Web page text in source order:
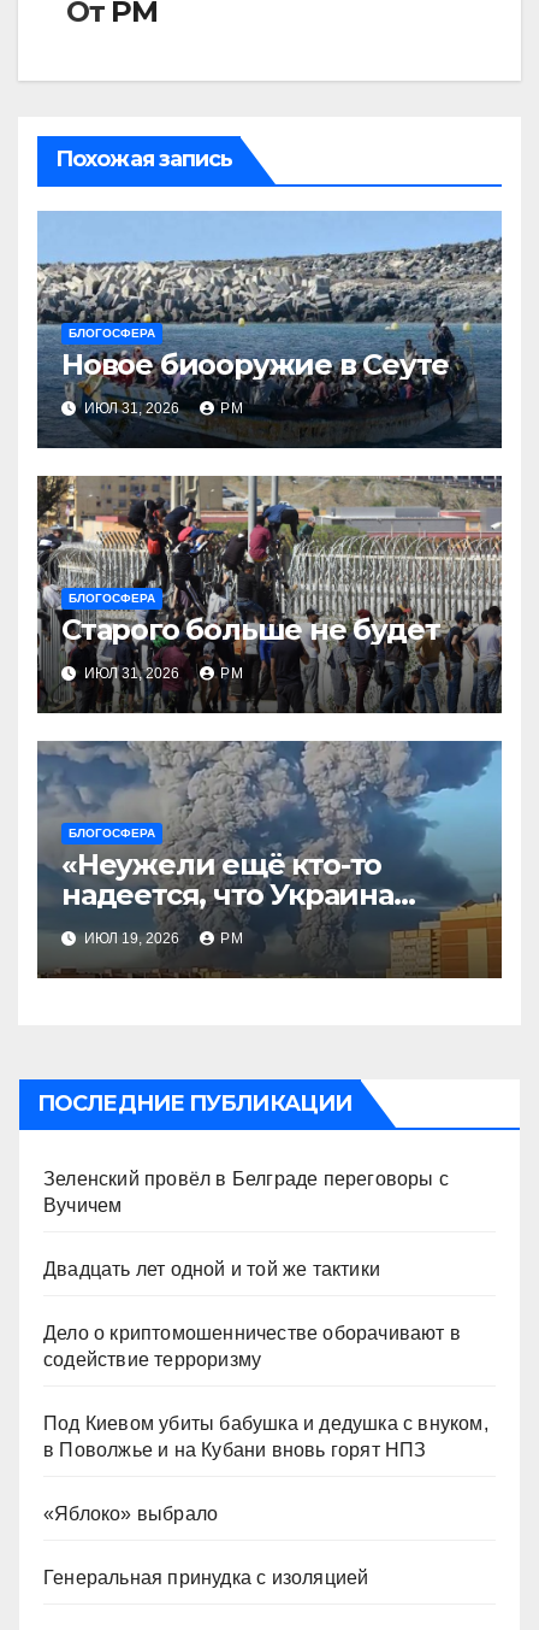
От РМ
Похожая запись
БЛОГОСФЕРА
Новое биооружие в Сеуте
ИЮЛ 31, 2026 РМ
БЛОГОСФЕРА
Старого больше не будет
ИЮЛ 31, 2026 РМ
БЛОГОСФЕРА
«Неужели ещё кто-то
надеется, что Украина
будет действовать
непоследовательно?»
ИЮЛ 19, 2026 РМ
ПОСЛЕДНИЕ ПУБЛИКАЦИИ
Зеленский провёл в Белграде переговоры с
Вучичем
Двадцать лет одной и той же тактики
Дело о криптомошенничестве оборачивают в
содействие терроризму
Под Киевом убиты бабушка и дедушка с внуком,
в Поволжье и на Кубани вновь горят НПЗ
«Яблоко» выбрало
Генеральная принудка с изоляцией